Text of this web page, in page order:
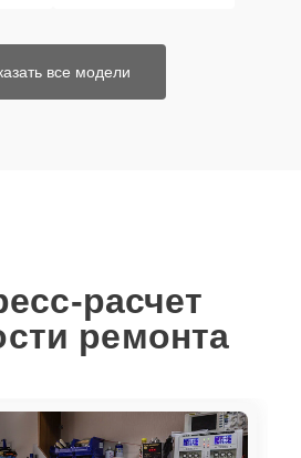
все модели
расчет
ремонта